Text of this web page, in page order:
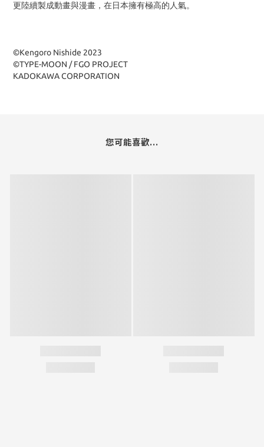
更陸續製成動畫與漫畫，在日本擁有極高的人氣。
©Kengoro Nishide 2023
©TYPE-MOON / FGO PROJECT
KADOKAWA CORPORATION
您可能喜歡...